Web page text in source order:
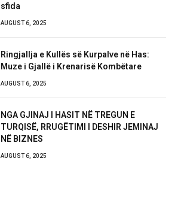
sfida
AUGUST 6, 2025
Ringjallja e Kullës së Kurpalve në Has:
Muze i Gjallë i Krenarisë Kombëtare
AUGUST 6, 2025
NGA GJINAJ I HASIT NË TREGUN E
TURQISË, RRUGËTIMI I DESHIR JEMINAJ
NË BIZNES
AUGUST 6, 2025